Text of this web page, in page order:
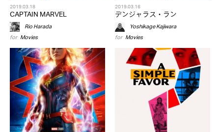
2019.03.18
CAPTAIN MARVEL
Rio Harada
for Movies
2019.03.16
デンジャラス・ラン
Yoshikage Kajiwara
for Movies